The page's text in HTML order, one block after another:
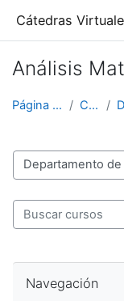
Cátedras
Análisis
Página Principal Cursos
Categorías
Buscar cursos
Navegación